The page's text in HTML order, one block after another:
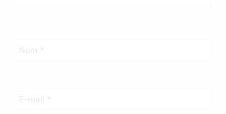
Nom *
E-mail *